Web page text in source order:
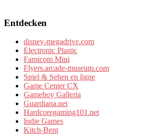
Entdecken
disney-megadrive.com
Electronic Plastic
Famicom Mini
Flyers.arcade-museum.com
Spiel & Sehen en ligne
Game Center CX
Gameboy Galleria
Guardiana.net
Hardcoregaming101.net
Indie Games
Kitch-Bent